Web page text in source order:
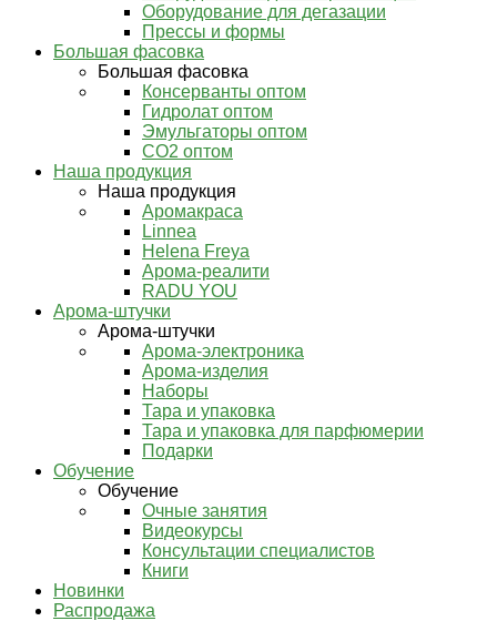
Оборудование для дегазации
Прессы и формы
Большая фасовка
Большая фасовка
Консерванты оптом
Гидролат оптом
Эмульгаторы оптом
СО2 оптом
Наша продукция
Наша продукция
Аромакраса
Linnea
Helena Freya
Арома-реалити
RADU YOU
Арома-штучки
Арома-штучки
Арома-электроника
Арома-изделия
Наборы
Тара и упаковка
Тара и упаковка для парфюмерии
Подарки
Обучение
Обучение
Очные занятия
Видеокурсы
Консультации специалистов
Книги
Новинки
Распродажа